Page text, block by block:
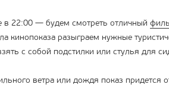
в 22:00 — будем смотреть отличный
кинопоказа разыграем нужные
с собой подстилки или стулья для
ветра или дождя показ придется